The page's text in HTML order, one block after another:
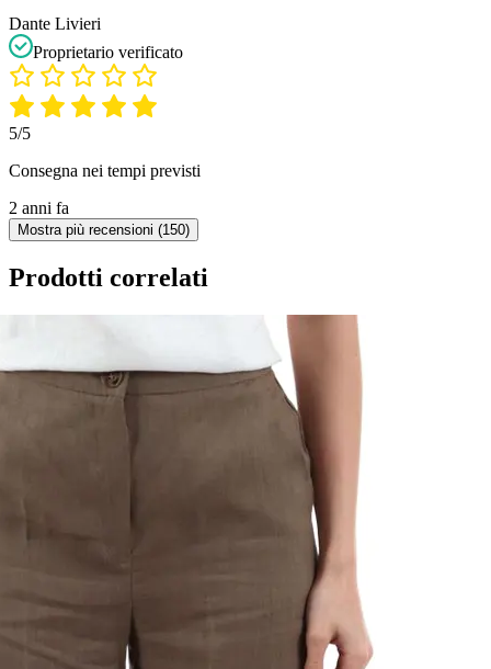
Dante Livieri
Proprietario verificato
5/5
Consegna nei tempi previsti
2 anni fa
Mostra più recensioni (150)
Prodotti correlati